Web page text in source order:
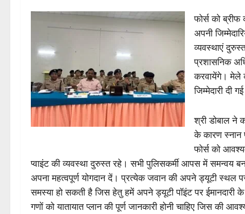
फोर्स को
अपनी
व्यवस्थाएं
प्रशासनिक
करवायेंगे। मेले
जिम्मेदारी दी
श्री डोबाल ने
के कारण स्नान
फोर्स को
प्वाइंट की व्यवस्था दुरुस्त रहे। सभी पुलिसकर्मी आपस में समन्वय
अपना महत्वपूर्ण योगदान दें। प्रत्येक जवान की अपने ड्यूटी स्थल पर
समस्या हो सकती है जिस हेतु हमें अपने ड्यूटी पॉइंट पर ईमानदारी
गणों को यातायात प्लान की पूर्ण जानकारी होनी चाहिए जिस की